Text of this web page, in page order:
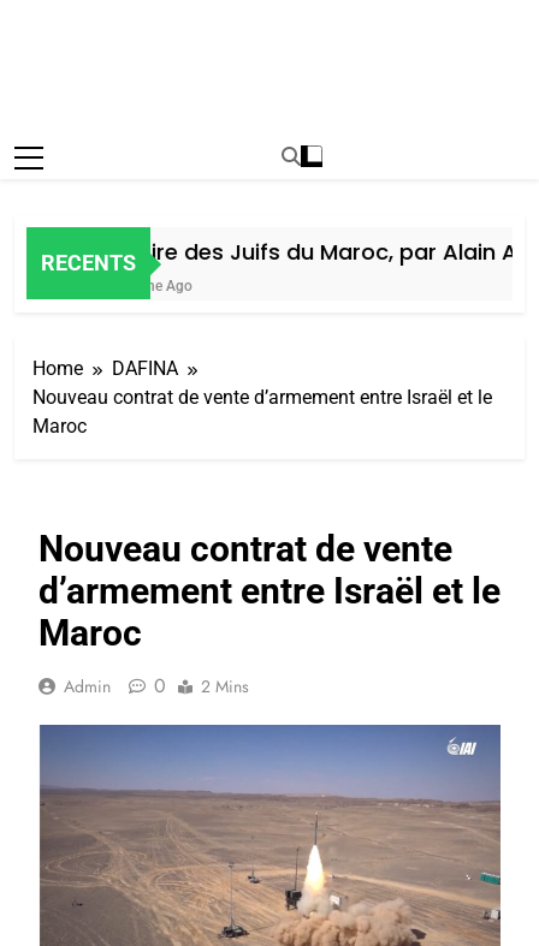
RECENTS
Histoire des Juifs du Maroc, par Alain
1 Semaine Ago
Home
DAFINA
Nouveau contrat de vente d’armement entre Israël et le
Maroc
Nouveau contrat de vente
d’armement entre Israël et le
Maroc
Admin 0 2 Mins